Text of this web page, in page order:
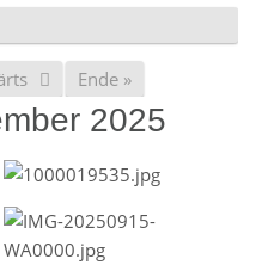
Ende »
2025